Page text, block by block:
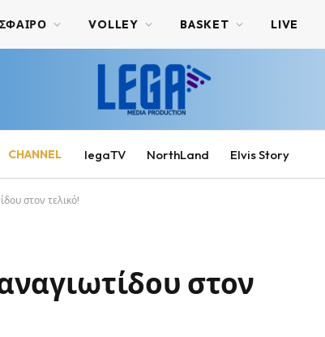
VOLLEY BASKET LIVE
CHANNEL legaTV NorthLand Elvis Story
στον τελικό!
στον